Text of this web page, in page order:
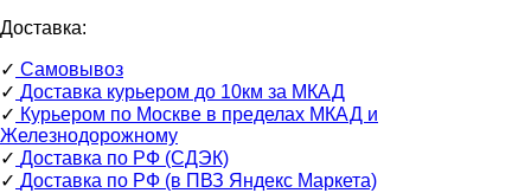
Доставка:
✓ Самовывоз
✓ Доставка курьером до 10км за МКАД
✓ Курьером по Москве в пределах МКАД и
Железнодорожному
✓ Доставка по РФ (СДЭК)
✓ Доставка по РФ (в ПВЗ Яндекс Маркета)